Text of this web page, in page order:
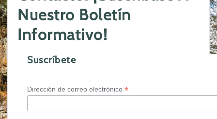
Nuestro Boletín
Informativo!
Suscríbete
Dirección de correo electrónico *